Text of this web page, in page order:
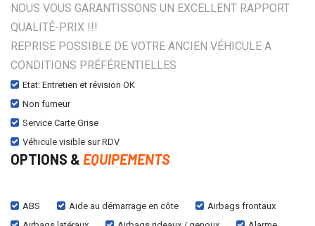
NOUS VOUS GARANTISSONS UN EXCELLENT RAPPORT
QUALITÉ-PRIX !!!
REPRISE POSSIBLE DE VOTRE ANCIEN VÉHICULE A
CONDITIONS PRÉFÉRENTIELLES
Etat: Entretien et révision OK
Non fumeur
Service Carte Grise
Véhicule visible sur RDV
OPTIONS & EQUIPEMENTS
ABS Aide au démarrage en côte
Airbags frontaux